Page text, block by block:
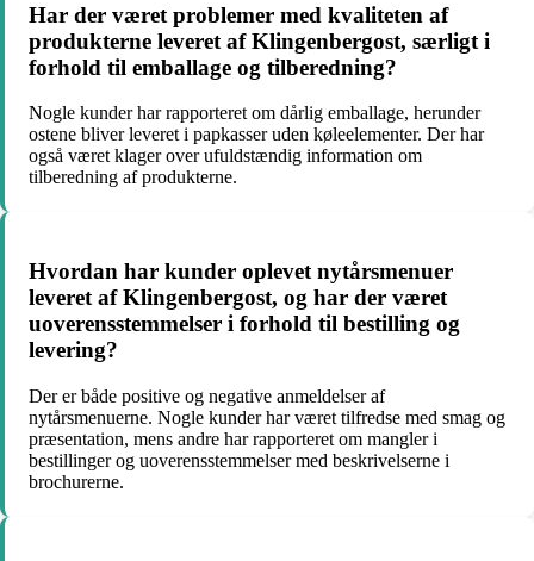
Har der været problemer med kvaliteten af
produkterne leveret af Klingenbergost, særligt i
forhold til emballage og tilberedning?
Nogle kunder har rapporteret om dårlig emballage, herunder
ostene bliver leveret i papkasser uden køleelementer. Der har
også været klager over ufuldstændig information om
tilberedning af produkterne.
Hvordan har kunder oplevet nytårsmenuer
leveret af Klingenbergost, og har der været
uoverensstemmelser i forhold til bestilling og
levering?
Der er både positive og negative anmeldelser af
nytårsmenuerne. Nogle kunder har været tilfredse med smag og
præsentation, mens andre har rapporteret om mangler i
bestillinger og uoverensstemmelser med beskrivelserne i
brochurerne.